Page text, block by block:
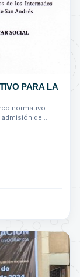
PARA LA
normativo
de